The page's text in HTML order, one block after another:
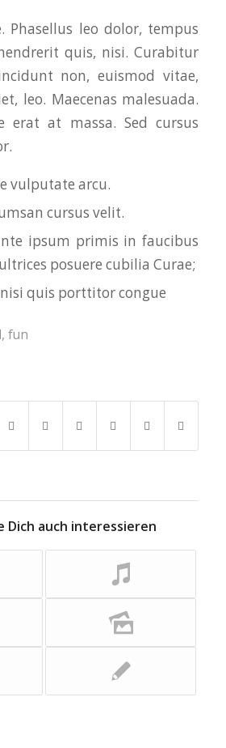
Phasellus leo dolor, tempus
quis, nisi. Curabitur
non, euismod vitae,
leo. Maecenas malesuada.
erat at massa. Sed cursus
vulputate arcu.
cursus velit.
ipsum primis in faucibus
posuere cubilia Curae;
quis porttitor congue
, fun
Dich auch interessieren